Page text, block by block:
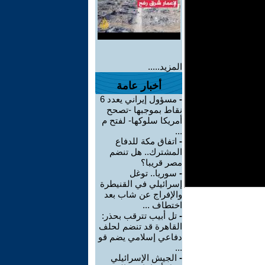
المزيد.....
أخبار عامة
-
مسؤول إيراني يعدد 6
نقاط بموجبها -تصحح
أمريكا سلوكها- لفتح م
...
- اتفاق مكة للدفاع
المشترك.. هل تنضم
مصر قريبا؟
- سوريا.. توغل
إسرائيلي في القنيطرة
والإفراج عن شاب بعد
اختطاف ...
- تل أبيب تترقب بحذر:
القاهرة قد تنضم لحلف
دفاعي إسلامي يضم قو
...
- الجيش الإسرائيلي